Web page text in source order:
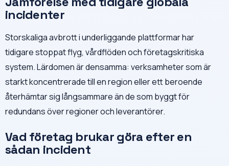
incidenter
Storskaliga avbrott i underliggande plattformar har
tidigare stoppat flyg, vårdflöden och företagskritiska
system. Lärdomen är densamma: verksamheter som är
starkt koncentrerade till en region eller ett beroende
återhämtar sig långsammare än de som byggt för
redundans över regioner och leverantörer.
Vad företag brukar göra efter en
sådan incident